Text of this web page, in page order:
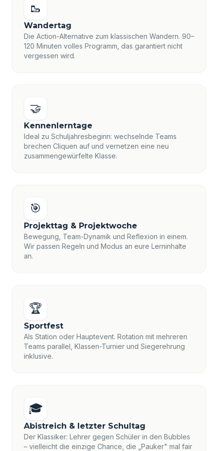
🥾
Wandertag
Die Action-Alternative zum klassischen Wandern. 90–
120 Minuten volles Programm, das garantiert nicht
vergessen wird.
🤝
Kennenlerntage
Ideal zu Schuljahresbeginn: wechselnde Teams
brechen Cliquen auf und vernetzen eine neu
zusammengewürfelte Klasse.
🎯
Projekttag & Projektwoche
Bewegung, Team-Dynamik und Reflexion in einem.
Wir passen Regeln und Modus an eure Lerninhalte
an.
🏆
Sportfest
Als Station oder Hauptevent. Rotation mit mehreren
Teams parallel, Klassen-Turnier und Siegerehrung
inklusive.
🎓
Abistreich & letzter Schultag
Der Klassiker: Lehrer gegen Schüler in den Bubbles
– vielleicht die einzige Chance, die „Pauker" mal fair